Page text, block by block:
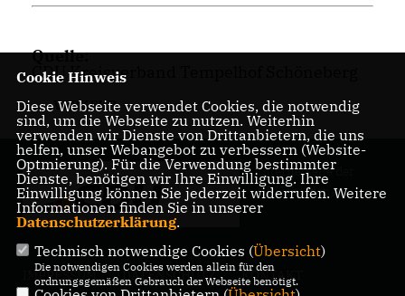
Quelle:
CDU Kreisverband Tempelhof Schöneberg
VERKEHR
Internetseite der
CDU Friedenau
IMPRESSUM DATENSCHUTZ KONTAKT
Cookie Hinweis
Diese Webseite verwendet Cookies, die notwendig
sind, um die Webseite zu nutzen. Weiterhin
verwenden wir Dienste von Drittanbietern, die uns
helfen, unser Webangebot zu verbessern (Website-
Optmierung). Für die Verwendung bestimmter
Dienste, benötigen wir Ihre Einwilligung. Ihre
Einwilligung können Sie jederzeit widerrufen. Weitere
Informationen finden Sie in unserer
Datenschutzerklärung.
Technisch notwendige Cookies (Übersicht)
Die notwendigen Cookies werden allein für den
ordnungsgemäßen Gebrauch der Webseite benötigt.